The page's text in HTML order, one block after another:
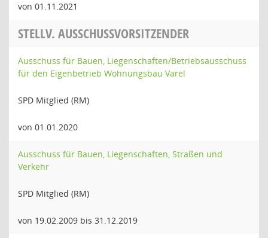
von 01.11.2021
STELLV. AUSSCHUSSVORSITZENDER
Ausschuss für Bauen, Liegenschaften/Betriebsausschuss
für den Eigenbetrieb Wohnungsbau Varel
SPD Mitglied (RM)
von 01.01.2020
Ausschuss für Bauen, Liegenschaften, Straßen und
Verkehr
SPD Mitglied (RM)
von 19.02.2009 bis 31.12.2019